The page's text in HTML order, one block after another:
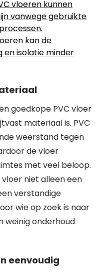
vloeren kunnen
vanwege gebruikte
kan de
en isolatie minder
goedkope PVC vloer
materiaal is. PVC
weerstand tegen
de vloer
met veel beloop.
niet alleen een
verstandige
wie op zoek is naar
weinig onderhoud
eenvoudig